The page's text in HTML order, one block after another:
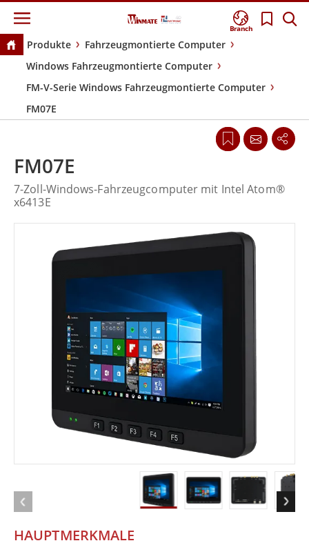
Branch
Produkte
Fahrzeugmontierte Computer
Windows Fahrzeugmontierte Computer
FM-V-Serie Windows Fahrzeugmontierte Computer
FM07E
HAUPTMERKMALE
FM07E
7-Zoll-Windows-Fahrzeugcomputer mit Intel Atom®
x6413E